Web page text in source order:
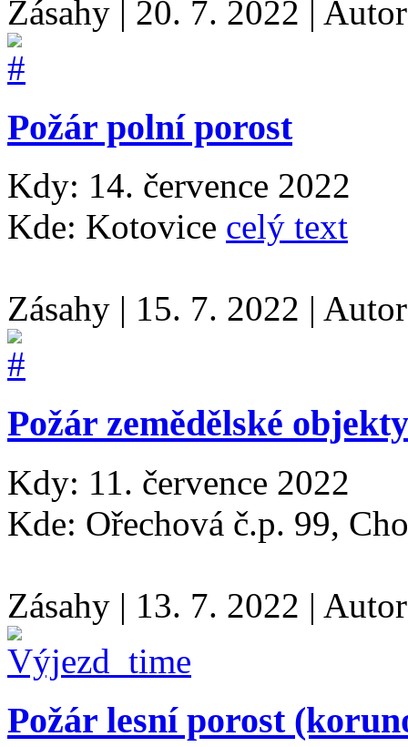
Zásahy | 20. 7. 2022 |
Požár polní porost
Kdy: 14. července 2022
Kde: Kotovice celý text
Zásahy | 15. 7. 2022 |
Požár zemědělské
Kdy: 11. července 2022
Kde: Ořechová č.p. 99,
Zásahy | 13. 7. 2022 |
Požár lesní porost